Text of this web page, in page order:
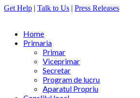
Get Help | Talk to Us | Press Releases
Home
Primaria
Primar
Viceprimar
Secretar
Program de lucru
Aparatul Propriu